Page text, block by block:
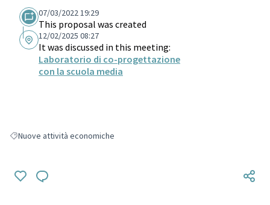
07/03/2022 19:29
This proposal was created
12/02/2025 08:27
It was discussed in this meeting:
Laboratorio di co-progettazione
con la scuola media
Filter results for: Nuove attività economiche
Nuove attività economiche